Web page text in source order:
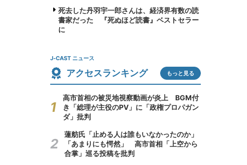
死去した丹羽宇一郎さんは、経済界有数の読
書家だった 『死ぬほど読書』ベストセラー
に
J-CAST ニュース
アクセスランキング もっと見る
高市首相の被災地視察動画が炎上 BGM付
き「総理が主役のPV」に「政権プロパガン
ダ」批判
蓮舫氏「止める人は誰もいなかったのか」
「あまりにも愕然」 高市首相「上空から
合掌」巡る投稿を批判